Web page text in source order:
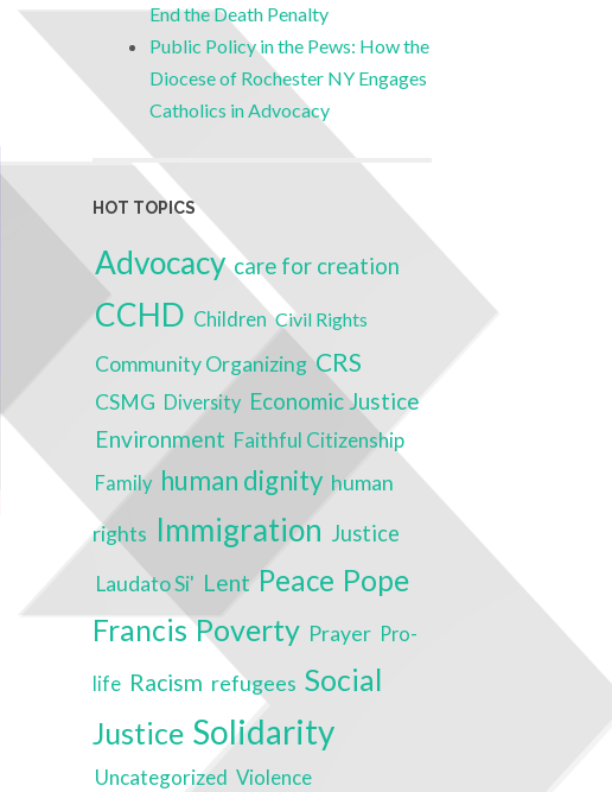
End the Death Penalty
Public Policy in the Pews: How the
Diocese of Rochester NY Engages
Catholics in Advocacy
HOT TOPICS
Advocacy care for creation
CCHD Children Civil Rights
Community Organizing CRS
CSMG Diversity Economic Justice
Environment Faithful Citizenship
Family human dignity human
rights Immigration Justice
Laudato Si' Lent Peace Pope
Francis Poverty Prayer Pro-
life Racism refugees Social
Justice Solidarity
Uncategorized Violence